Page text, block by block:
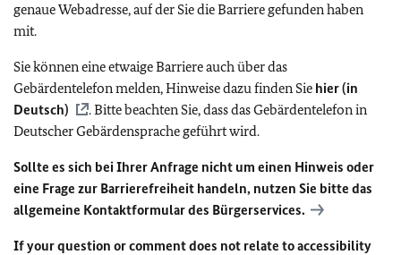
genaue Webadresse, auf der Sie die Barriere gefunden haben
mit.
Sie können eine etwaige Barriere auch über das
Gebärdentelefon melden, Hinweise dazu finden Sie hier (in
Deutsch)
. Bitte beachten Sie, dass das Gebärdentelefon in
Deutscher Gebärdensprache geführt wird.
Sollte es sich bei Ihrer Anfrage nicht um einen Hinweis oder
eine Frage zur Barrierefreiheit handeln, nutzen Sie bitte das
allgemeine Kontaktformular des Bürgerservices.
If your question or comment does not relate to accessibility